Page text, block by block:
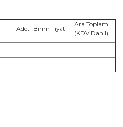
Adet Birim Fiyatı
Ara Toplam
(KDV Dahil)